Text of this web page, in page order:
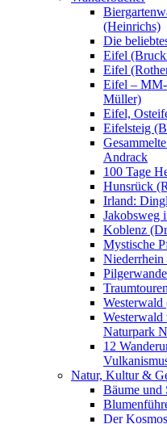
(Heinrichs)
Die
Eifel
Eifel
Eifel – MM-
Müller)
Eifel,
Eifelsteig
Andrack
100 Tage
Hunsrück
Irland:
Jakobsweg
Koblenz
Mystische
Niederrhein
Naturpark
12
Natur, Kultur &
Bäume und
Der